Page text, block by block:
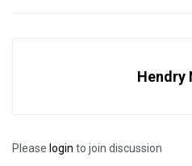
memenangkan Pilkada
membawa perubahan ke arah
Hendry
Please login to join discussion